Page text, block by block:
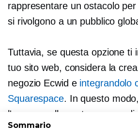
rappresentare un ostacolo
si rivolgono a un pubblico
Tuttavia, se questa opzione ti
tuo sito web, considera la
negozio Ecwid e integrandolo
Squarespace. In questo
l'accesso alla vasta gamma di
pagamento supportate da
Sommario